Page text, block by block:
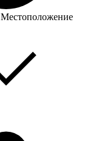
Местоположение